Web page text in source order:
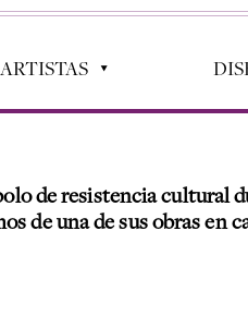
de resistencia cultural
de una de sus obras en